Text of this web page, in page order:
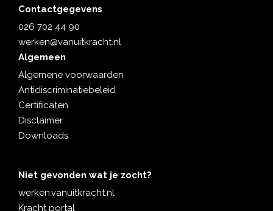
Contactgegevens
026 702 44 90
werken@vanuitkracht.nl
Algemeen
Algemene voorwaarden
Antidiscriminatiebeleid
Certificaten
Disclaimer
Downloads
Niet gevonden wat je zocht?
werken.vanuitkracht.nl
Kracht portal